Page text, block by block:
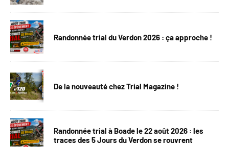
Randonnée trial du Verdon 2026 : ça approche !
De la nouveauté chez Trial Magazine !
Randonnée trial à Boade le 22 août 2026 : les
traces des 5 Jours du Verdon se rouvrent